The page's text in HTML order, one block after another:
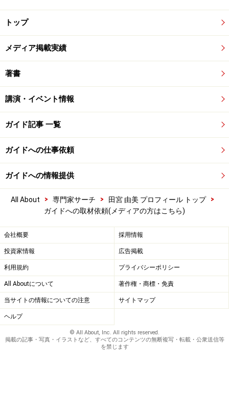
トップ
メディア掲載実績
著書
講演・イベント情報
ガイド記事 一覧
ガイドへの仕事依頼
ガイドへの情報提供
All About > 専門家サーチ > 田宮 由美 プロフィール トップ
>
ガイドへの取材依頼(メディアの方はこちら)
会社概要 採用情報
投資家情報 広告掲載
利用規約 プライバシーポリシー
All Aboutについて 著作権・商標・免責
当サイトの情報についての注意 サイトマップ
ヘルプ
© All About, Inc. All rights reserved.
掲載の記事・写真・イラストなど、すべてのコンテンツの無断複写・転載・公衆送信等
を禁じます